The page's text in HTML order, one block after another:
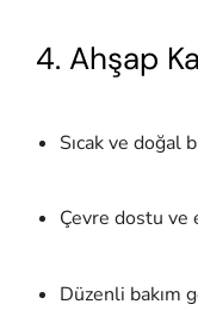
4. Ahşap
Sıcak ve doğal
Çevre dostu ve
Düzenli bakım